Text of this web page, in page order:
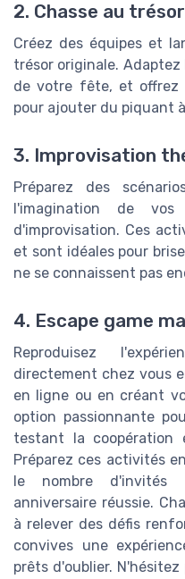
2. Chasse au
Créez des équipes et
trésor originale.
de votre fête, et offrez
pour ajouter du piquant
3. Improvisation
Préparez des
l'imagination de
d'improvisation. Ces
et sont idéales pour
ne se connaissent pas
4. Escape game
Reproduisez
directement chez vous
en ligne ou en créant
option passionnante
testant la coopération
Préparez ces activités
le nombre d'invités
anniversaire réussie.
à relever des défis
convives une
prêts d'oublier.